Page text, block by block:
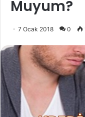
Muyum?
7 Ocak 2018 0